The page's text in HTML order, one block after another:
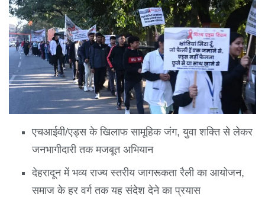
एचआईवी/एड्स के खिलाफ सामूहिक जंग, युवा शक्ति से लेकर
जनभागीदारी तक मजबूत अभियान
देहरादून में भव्य राज्य स्तरीय जागरूकता रैली का आयोजन,
समाज के हर वर्ग तक यह संदेश देने का प्रयास